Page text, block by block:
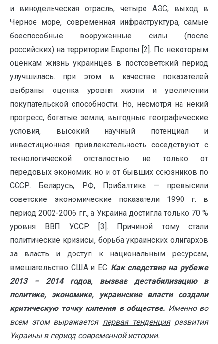
и винодельческая отрасль, четыре АЭС, выход в
Черное море, современная инфраструктура, самые
боеспособные вооруженные силы (после
российских) на территории Европы [2]. По некоторым
оценкам жизнь украинцев в постсоветский период
улучшилась, при этом в качестве показателей
выбраны оценка уровня жизни и увеличении
покупательской способности. Но, несмотря на некий
прогресс, богатые земли, выгодные географические
условия, высокий научный потенциал и
инвестиционная привлекательность соседствуют с
технологической отсталостью не только от
передовых экономик, но и от бывших союзников по
СССР. Беларусь, РФ, Прибалтика — превысили
советские экономические показатели 1990 г. в
период 2002-2006 гг., а Украина достигла только 70 %
уровня ВВП УССР [3]. Причиной тому стали
политические кризисы, борьба украинских олигархов
за власть и доступ к национальным ресурсам,
вмешательство США и ЕС. Как следствие на рубеже
2013 – 2014 годов, вызвав дестабилизацию в
политике, экономике, украинские власти создали
критическую точку кипения в обществе. Именно во
всем этом выражается первая тенденцияразвития
Украины в период современной истории.